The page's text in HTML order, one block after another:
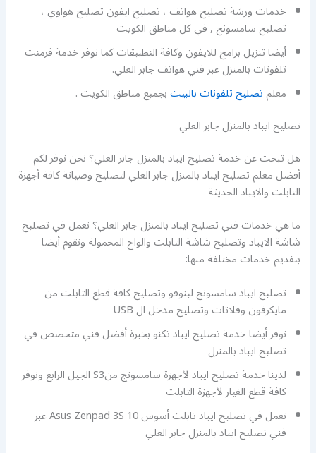
خدمات ورشة تصليح هواتف ، تصليح ايفون تصليح هواوي ،
تصليح سامسونج , في كل مناطق الكويت
أيضا تنزيل برامج للايفون وكافة التطبيقات كما نوفر خدمة فرمتت
تلفونات بالمنزل عبر فني هواتف جابر العلي.
معلمتصليح تلفونات بالبيتبجميع مناطق الكويت .
تصليح ايباد بالمنزل جابر العلي
هل تبحث عن خدمة تصليح ايباد بالمنزل جابر العلي؟ نحن نوفر لكم
أفضل معلم تصليح ايباد بالمنزل جابر العلي لتصليح وصيانة كافة أجهزة
التابلت والايباد الحديثة
ما هي خدمات فني تصليح ايباد بالمنزل جابر العلي؟ نعمل في تصليح
شاشة الايباد وتصليح شاشة التابلت والواح المحمولة ونقوم أيضا
بتقديم خدمات مختلفة منها:
تصليح ايباد سامسونج لينوفو وتصليح كافة قطع التابلت من
مايكرفون وفلاتات وتصليح مدخل ال USB
نوفر أيضا خدمة تصليح ايباد تكنو بخبرة أفضل فني متخصص في
تصليح ايباد بالمنزل
لدينا خدمة تصليح ايباد لأجهزة سامسونج منS3 الجيل الرابع ونوفر
كافة قطع الغيار لأجهزة التابلت
نعمل في تصليح ايباد تابلت أسوس Asus Zenpad 3S 10 عبر
فني تصليح ايباد بالمنزل جابر العلي